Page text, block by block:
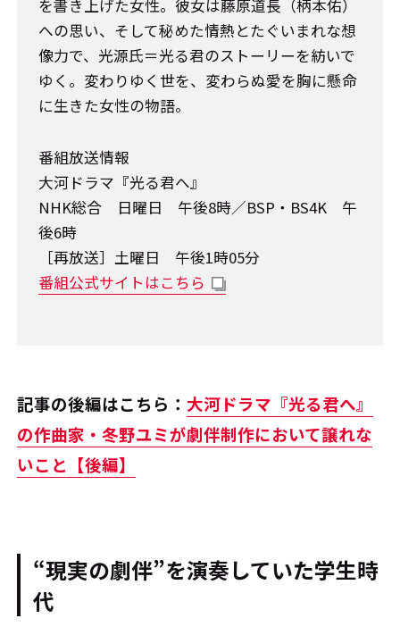
を書き上げた女性。彼女は藤原道長（柄本佑）
への思い、そして秘めた情熱とたぐいまれな想
像力で、光源氏＝光る君のストーリーを紡いで
ゆく。変わりゆく世を、変わらぬ愛を胸に懸命
に生きた女性の物語。
番組放送情報
大河ドラマ『光る君へ』
NHK総合 日曜日 午後8時／BSP・BS4K 午
後6時
［再放送］土曜日 午後1時05分
番組公式サイトはこちら
記事の後編はこちら： 大河ドラマ『光る君へ』
の作曲家・冬野ユミが劇伴制作において譲れな
いこと【後編】
“現実の劇伴”を演奏していた学生時
代